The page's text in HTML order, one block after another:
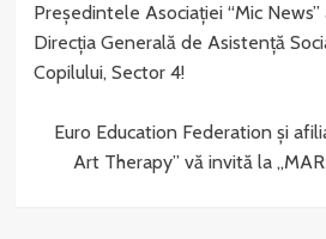
navigation
Președintele Asociației “Mic
Direcţia Generală de Asistenţă
Copilului, Sector 4!
Euro Education Federation și
Art Therapy” vă invită la